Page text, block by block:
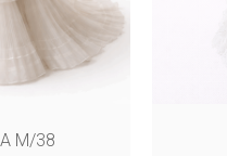
M/38